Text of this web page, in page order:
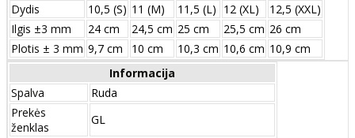
Dydis
10,5 (S) 11 (M) 11,5 (L) 12 (XL)
12,5 (XXL)
Ilgis ±3 mm
24 сm 24,5 сm 25 сm 25,5 сm 26 сm
Plotis ± 3 mm 9,7 сm 10 сm 10,3 сm 10,6 сm 10,9 сm
Informacija
Spalva
Ruda
Prekės
ženklas
GL